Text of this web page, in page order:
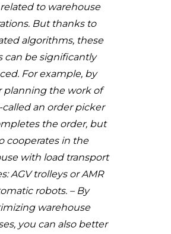
to warehouse
But thanks to
algorithms, these
can be significantly
For example, by
planning the work of
called an order picker
the order, but
cooperates in the
with load transport
AGV trolleys or AMR
robots. – By
warehouse
you can also better